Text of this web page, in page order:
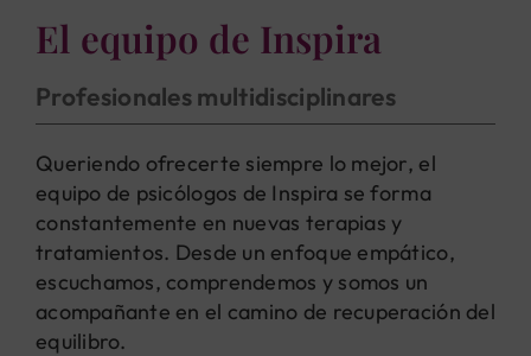
El equipo de Inspira
Profesionales multidisciplinares
Queriendo ofrecerte siempre lo mejor, el
equipo de psicólogos de Inspira se forma
constantemente en nuevas terapias y
tratamientos. Desde un enfoque empático,
escuchamos, comprendemos y somos un
acompañante en el camino de recuperación del
equilibro.